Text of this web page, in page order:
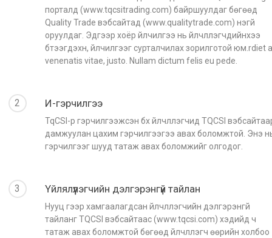
порталд (www.tqcsitrading.com) байршуулдаг бөгөөд
Quality Trade вэбсайтад (www.qualitytrade.com) үнэгүй
оруулдаг. Эдгээр хоёр үйлчилгээ нь үйлчлүүлэгчдийнхээ
бүтээгдэхүүн, үйлчилгээг сурталчилах зорилготой юм.rdiet
venenatis vitae, justo. Nullam dictum felis eu pede.
2 И-гэрчилгээ
TqCSI-р гэрчилгээжсэн бүх үйлчлүүлэгчид TQCSI
дамжуулан цахим гэрчилгээгээ авах боломжтой. Энэ
гэрчилгээг шууд татаж авах боломжийг олгодог.
3 Үйлялүүлэгчийн дэлгэрэнгүй тайлан
Нууц үгээр хамгаалагдсан үйлчлүүлэгчийн дэлгэрэнгүй
тайланг TQCSI вэбсайтаас (www.tqcsi.com) хэдийд ч
татаж авах боломжтой бөгөөд үйлчлүүлэгч өөрийн холбоо